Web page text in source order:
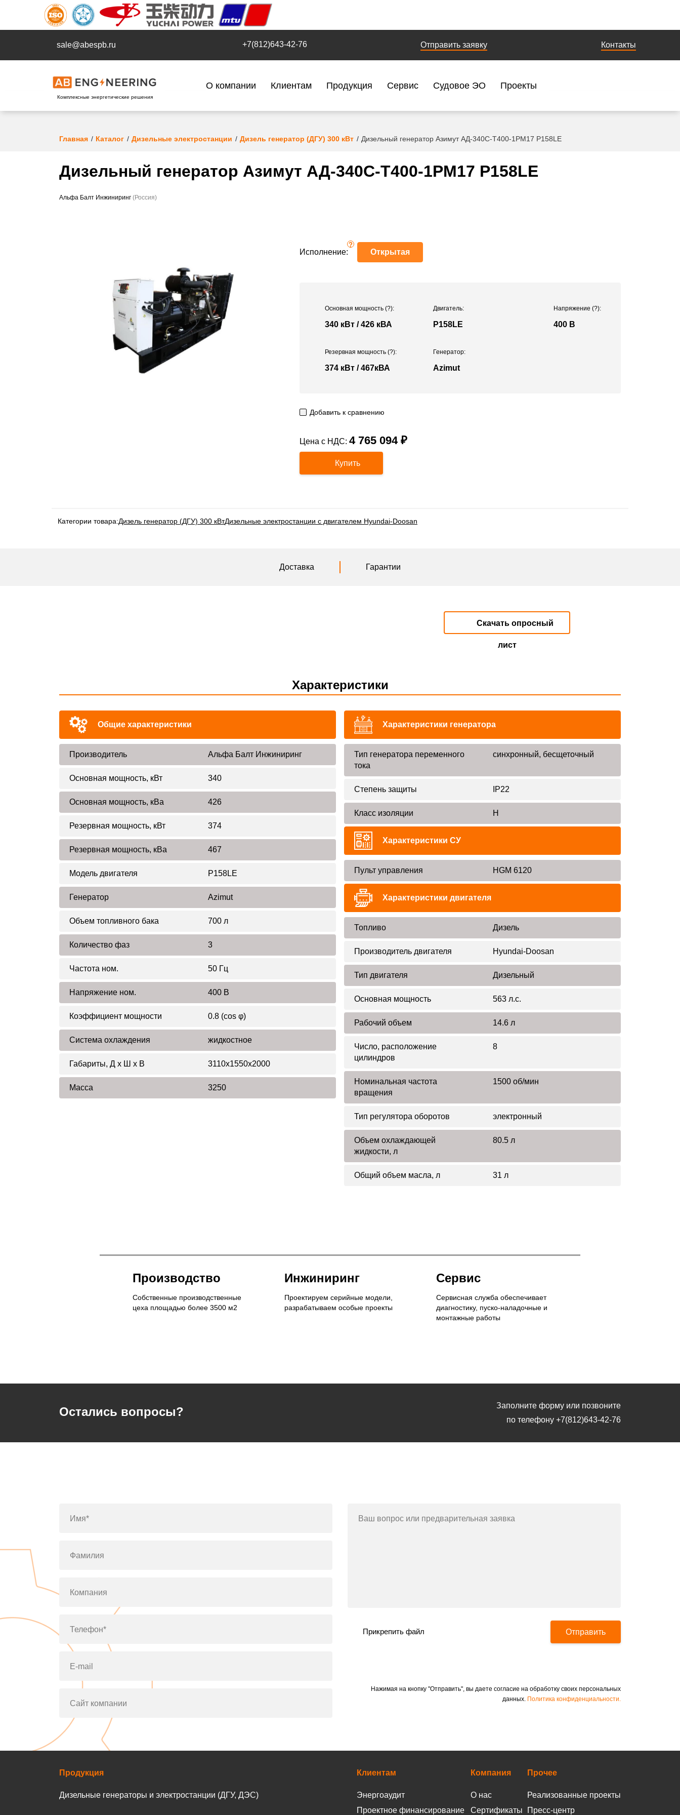
sale@abespb.ru +7(812)643-42-76 Отправить заявку Контакты
Комплексные энергетические решения
О компании Клиентам Продукция Сервис Судовое ЭО Проекты
Главная Каталог Дизельные электростанции Дизель генератор (ДГУ) 300 кВт Дизельный генератор Азимут АД-340С-Т400-1РМ17 P158LE
Дизельный генератор Азимут АД-340С-Т400-1РМ17 P158LE
Альфа Балт Инжиниринг (Россия)
Исполнение:
?
Открытая
Основная мощность (?):
340 кВт / 426 кВА
Двигатель:
P158LE
Напряжение(?):
400 В
Резервная мощность (?):
374 кВт / 467кВА
Генератор:
Azimut
Добавить к сравнению
Цена с НДС: 4 765 094 ₽
Купить
Категории товара:Дизель генератор (ДГУ) 300 кВтДизельные электростанции с двигателем Hyundai-Doosan
Доставка Гарантии
Скачать опросный
лист
Характеристики
Общие характеристики
Производитель Альфа Балт Инжиниринг
Основная мощность, кВт 340
Основная мощность, кВа 426
Резервная мощность, кВт 374
Резервная мощность, кВа 467
Модель двигателя P158LE
Генератор Azimut
Объем топливного бака 700 л
Количество фаз 3
Частота ном. 50 Гц
Напряжение ном. 400 В
Коэффициент мощности 0.8 (cos φ)
Система охлаждения жидкостное
Габариты, Д x Ш x В 3110x1550x2000
Масса 3250
Характеристики генератора
Тип генератора переменного
тока
синхронный, бесщеточный
Степень защиты IP22
Класс изоляции H
Характеристики СУ
Пульт управления HGM 6120
Характеристики двигателя
Топливо Дизель
Производитель двигателя Hyundai-Doosan
Тип двигателя Дизельный
Основная мощность 563 л.с.
Рабочий объем 14.6 л
Число, расположение
цилиндров
8
Номинальная частота
вращения
1500 об/мин
Тип регулятора оборотов электронный
Объем охлаждающей
жидкости, л
80.5 л
Общий объем масла, л 31 л
Производство
Собственные производственные
цеха площадью более 3500 м2
Инжиниринг
Проектируем серийные модели,
разрабатываем особые проекты
Сервис
Сервисная служба обеспечивает
диагностику, пуско-наладочные и
монтажные работы
Остались вопросы?
Заполните форму или позвоните
по телефону +7(812)643-42-76
Имя*
Фамилия
Компания
Телефон*
E-mail
Сайт компании
Ваш вопрос или предварительная заявка
Прикрепить файл Отправить
Нажимая на кнопку "Отправить", вы даете согласие на обработку своих персональных
данных. Политика конфиденциальности.
Продукция
Дизельные генераторы и электростанции (ДГУ, ДЭС)
Клиентам
Энергоаудит
Проектное финансирование
Компания
О нас
Сертификаты
Прочее
Реализованные проекты
Пресс-центр